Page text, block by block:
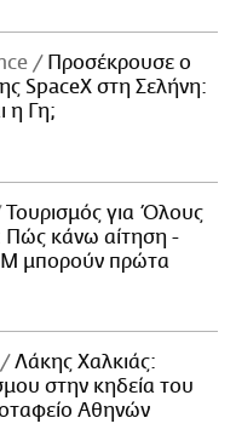
Προσέκρουσε ο
SpaceX στη Σελήνη:
η Γη;
Τουρισμός για Όλους
κάνω αίτηση -
μπορούν πρώτα
Λάκης Χαλκιάς:
στην κηδεία του
Αθηνών